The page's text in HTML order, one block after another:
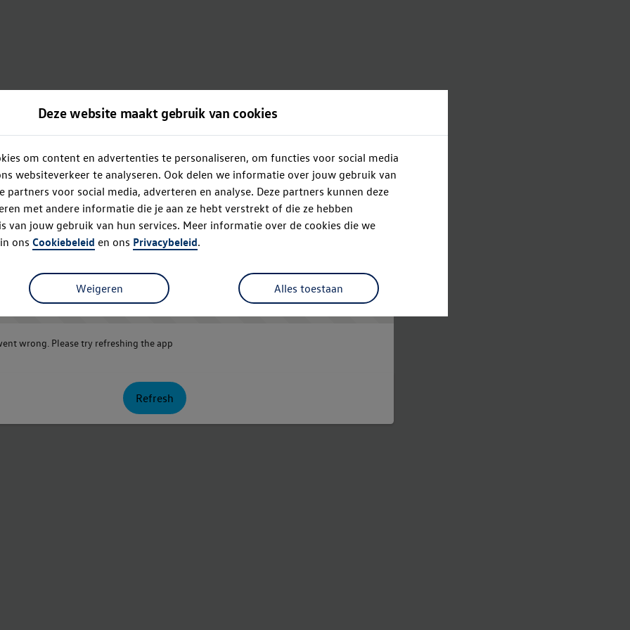
Deze website maakt gebruik van cookies
om content en advertenties te personaliseren, om functies voor social media
websiteverkeer te analyseren. Ook delen we informatie over jouw gebruik van
partners voor social media, adverteren en analyse. Deze partners kunnen deze
met andere informatie die je aan ze hebt verstrekt of die ze hebben
van jouw gebruik van hun services. Meer informatie over de cookies die we
ons Cookiebeleid en ons Privacybeleid.
Alles toestaan
Weigeren Oops!
wrong. Please try refreshing the app
Refresh